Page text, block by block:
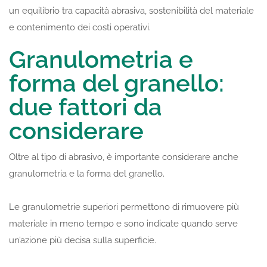
un equilibrio tra capacità abrasiva, sostenibilità del materiale
e contenimento dei costi operativi.
Granulometria e
forma del granello:
due fattori da
considerare
Oltre al tipo di abrasivo, è importante considerare anche
granulometria e la forma del granello.
Le granulometrie superiori permettono di rimuovere più
materiale in meno tempo e sono indicate quando serve
un’azione più decisa sulla superficie.